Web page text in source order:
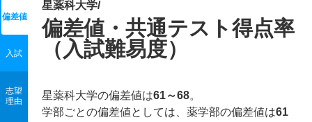
偏差値
入試
志望
理由
星薬科大学/
偏差値・共通テスト得点率
（入試難易度）
星薬科大学の偏差値は61～68。
学部ごとの偏差値としては、薬学部の偏差値は61